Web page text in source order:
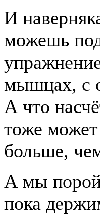
И
можешь
мышцах, с
А что
тоже
больше,
А мы порой
пока